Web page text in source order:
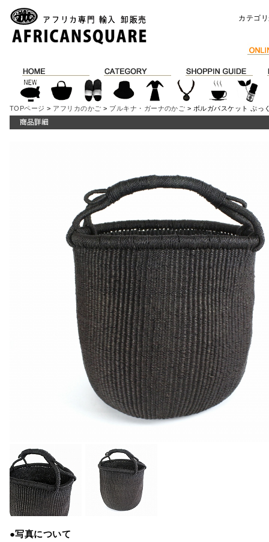
カテゴ
TOPページ > アフリカのかご > ブルキナ・ガーナのかご > ボルガバスケット ぷっ
●写真について